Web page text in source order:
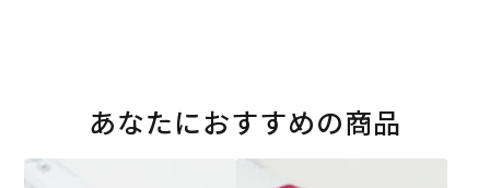
あなたにおすすめの商品